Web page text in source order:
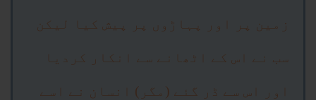
زمین پر اور پہاڑوں پر پیش کیا لیکن
سب نے اس کے اٹھانے سے انکار کردیا
اور اس سے ڈر گئے (مگر) انسان نے اسے